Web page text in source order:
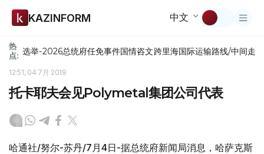
KAZINFORM 中文
热
点: 选举-2026总统府任免事件国情咨文跨里海国际运输路线/中间走廊
12:51, 04 7月 2019
托卡耶夫会见Polymetal集团公司代表
哈通社/努尔-苏丹/7月4日-据总统府新闻局消息，哈萨克斯